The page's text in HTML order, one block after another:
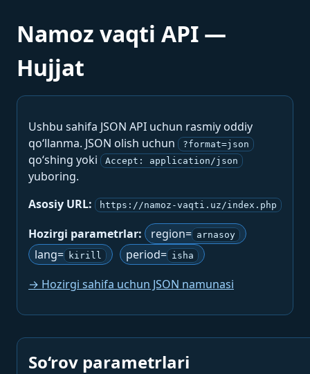
Namoz vaqti API —
Hujjat
Ushbu sahifa JSON API uchun rasmiy oddiy
qo‘llanma. JSON olish uchun
?format=json
qo‘shing yoki Accept: application/json
yuboring.
Asosiy URL:
https://namoz-vaqti.uz/index.php
Hozirgi parametrlar: region= arnasoy
lang= kirill period= isha
→ Hozirgi sahifa uchun JSON namunasi
So‘rov parametrlari